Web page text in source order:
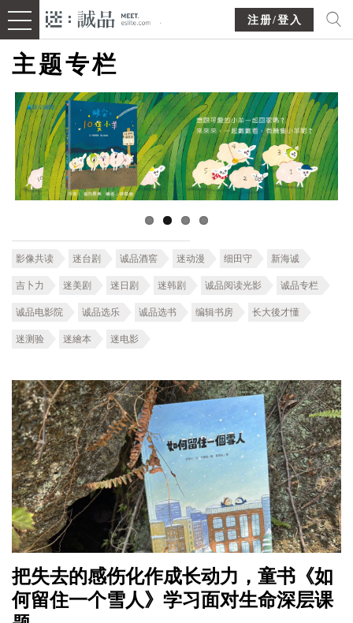
注册/登入
主题专栏
影像共读 迷台剧 诚品酒窖 迷动漫 细田守 新海诚
吉卜力 迷美剧 迷日剧 迷韩剧 诚品阅读光影 诚品专栏
诚品电影院 诚品选乐 诚品选书 编辑书房 长大後才懂
迷测验 迷繪本 迷电影
把失去的感伤化作成长动力，童书《如
何留住一个雪人》学习面对生命深层课